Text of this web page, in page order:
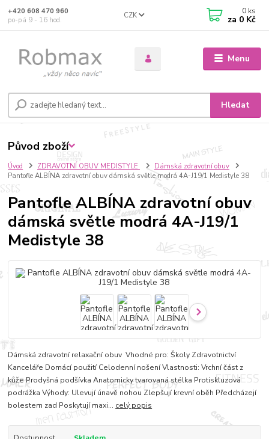
Menu
CZK
Hledat
+420 608 470 960
po-pá 9 - 16 hod.
0 ks
za 0 Kč
Úvod ZDRAVOTNÍ OBUV MEDISTYLE
Dámská zdravotní obuv
Pantofle ALBÍNA zdravotní obuv dámská světle modrá 4A-J19/1 Medistyle 38
Pantofle ALBÍNA zdravotní obuv
dámská světle modrá 4A-J19/1
Medistyle 38
Dámská zdravotní relaxační obuv Vhodné pro: Školy Zdravotnictví
Kanceláře Domácí použití Celodenní nošení Vlastnosti: Vrchní část z
kůže Prodyšná podšívka Anatomicky tvarovaná stélka Protiskluzová
podrážka Výhody: Ulevují únavě nohou Zlepšují krevní oběh Předcházejí
bolestem zad Poskytují maxi... celý popis
Původ zboží